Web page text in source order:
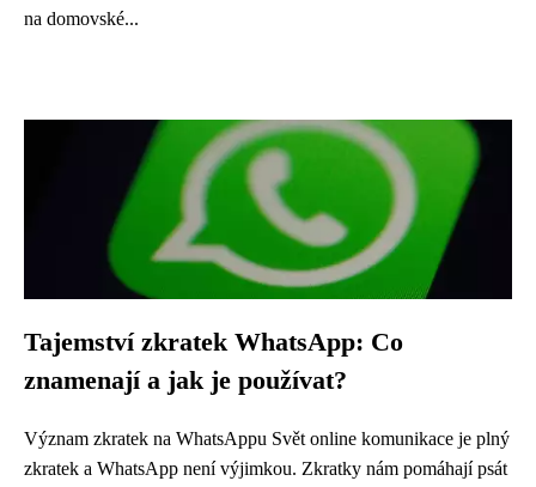
na domovské...
Tajemství zkratek WhatsApp: Co
znamenají a jak je používat?
Význam zkratek na WhatsAppu Svět online komunikace je plný
zkratek a WhatsApp není výjimkou. Zkratky nám pomáhají psát